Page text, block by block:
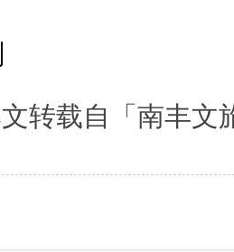
转载自「南丰文